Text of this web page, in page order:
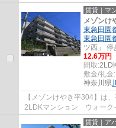
豊富でウォークインクロー
賃貸｜マ
メゾンけ
東急田園
東急田園
ツ西」 停
12.6万円
間取:
敷金/礼金:
神奈川県
【メゾンけやき平304】は
2LDKマンション ウォーク
賃貸｜ア